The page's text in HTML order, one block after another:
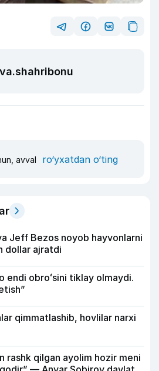
avval ro‘yxatdan o‘ting
Jeff Bezos noyob hayvonlarni
dollar ajratdi
endi obroʻsini tiklay olmaydi.
qimmatlashib, hovlilar narxi
rashk qilgan ayolim hozir meni